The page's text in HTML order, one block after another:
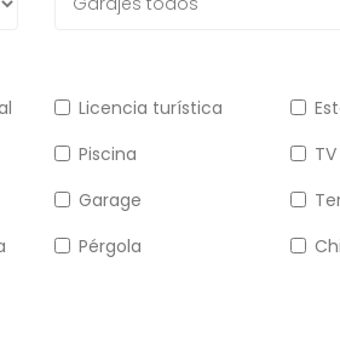
Licencia turística
Piscina
Garage
Pérgola